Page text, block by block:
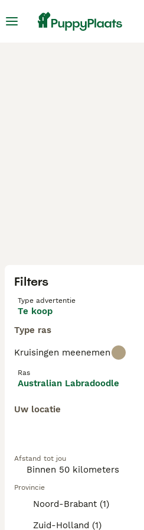
Filters
Type advertentie
Te koop
Type ras
Kruisingen meenemen
Ras
Australian Labradoodle
Uw locatie
Afstand tot jou
Provincie
Noord-Brabant (1)
Zuid-Holland (1)